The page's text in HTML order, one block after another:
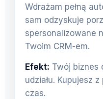
Wdrażam pełną
sam odzyskuje
spersonalizowane
Twoim CRM-em.
Efekt: Twój biznes
udziału. Kupujesz
czas.